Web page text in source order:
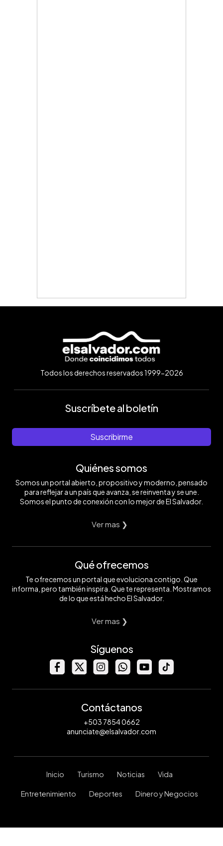
Todos los derechos reservados 1999-2026
Suscríbete al boletín
Suscribirme
Quiénes somos
Somos un portal abierto, propositivo y moderno, pensado
para reflejar a un país que avanza, se reinventa y se une.
Somos el punto de conexión con lo mejor de El Salvador.
Ver mas ❯
Qué ofrecemos
Te ofrecemos un portal que evoluciona contigo. Que
informa, pero también inspira. Que te representa. Mostramos
de lo que está hecho El Salvador.
Ver mas ❯
Síguenos
Contáctanos
+503 7854 0662
anunciate@elsalvador.com
Inicio Turismo Noticias Vida
Entretenimiento Deportes Dinero y Negocios